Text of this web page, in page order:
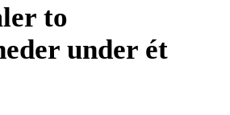
to
under ét